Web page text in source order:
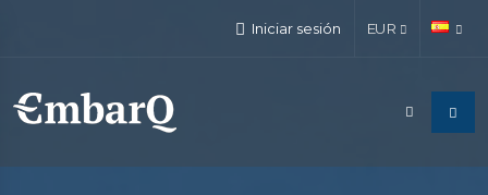
Iniciar sesión EUR